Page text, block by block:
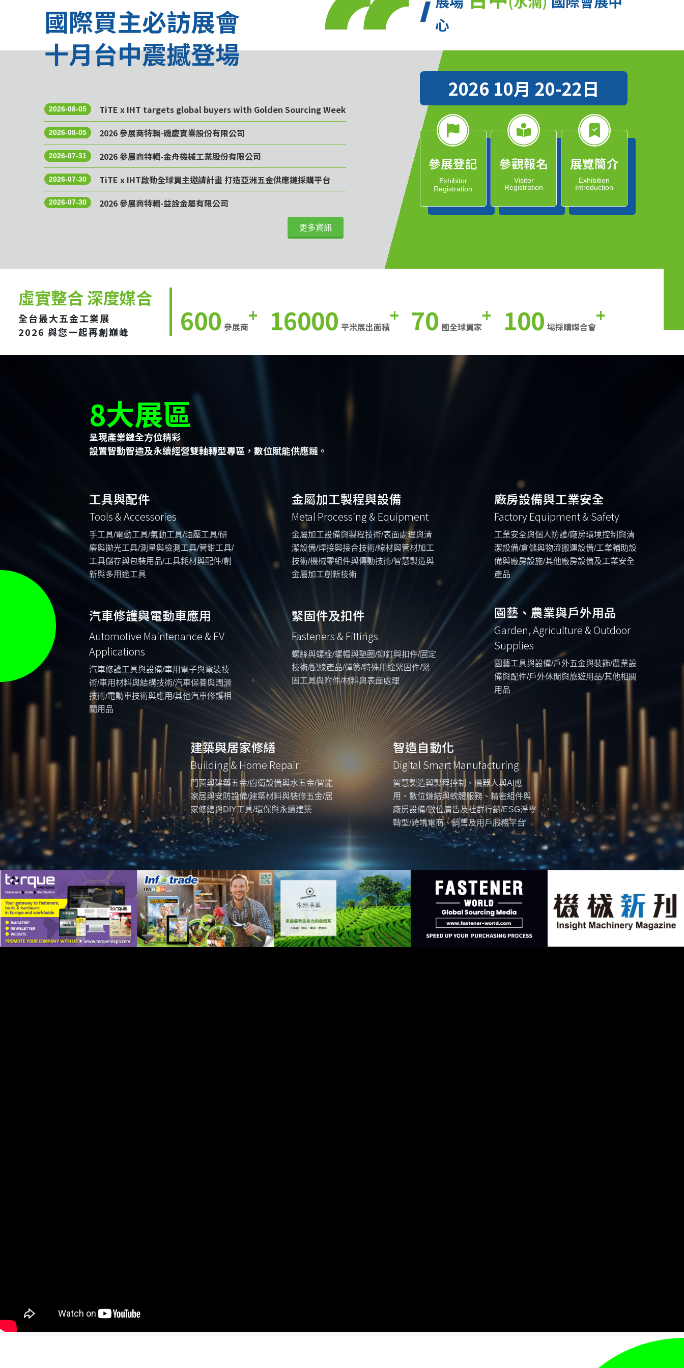
國際買主必訪展會
十月台中震撼登場
2026-08-05 TiTE x IHT targets global buyers with Golden Sourcing Week
2026-08-05 2026 參展商特輯-磯慶實業股份有限公司
2026-07-31 2026 參展商特輯-金舟機械工業股份有限公司
2026-07-30 TiTE x IHT啟動全球買主邀請計畫 打造亞洲五金供應鏈採購平台
2026-07-30 2026 參展商特輯-益詮金屬有限公司
更多資訊
心
2026 10月 20-22日
參展登記
Exhibitor
Registration
參觀報名
Visitor
Registration
展覽簡介
Exhibition
Introduction
虛實整合 深度媒合
全台最大五金工業展
2026 與您一起再創巔峰
600 參展商+ 16000 平米展出面積+ 70 國全球買家+ 100 場採購媒合會+
8大展區
呈現產業鏈全方位精彩
設置智動智造及永續經營雙軸轉型專區，數位賦能供應鏈。
工具與配件
Tools & Accessories
手工具/電動工具/氣動工具/油壓工具/研
磨與拋光工具/測量與檢測工具/管鉗工具/
工具儲存與包裝用品/工具耗材與配件/創
新與多用途工具
金屬加工製程與設備
Metal Processing & Equipment
金屬加工設備與製程技術/表面處理與清
潔設備/焊接與接合技術/線材與管材加工
技術/機械零組件與傳動技術/智慧製造與
金屬加工創新技術
廠房設備與工業安全
Factory Equipment & Safety
工業安全與個人防護/廠房環境控制與清
潔設備/倉儲與物流搬運設備/工業輔助設
備與廠房設施/其他廠房設備及工業安全
產品
汽車修護與電動車應用
Automotive Maintenance & EV
Applications
汽車修護工具與設備/車用電子與電裝技
術/車用材料與結構技術/汽車保養與潤滑
技術/電動車技術與應用/其他汽車修護相
關用品
緊固件及扣件
Fasteners & Fittings
螺絲與螺栓/螺帽與墊圈/鉚釘與扣件/固定
技術/配線產品/彈簧/特殊用途緊固件/緊
固工具與附件/材料與表面處理
園藝、農業與戶外用品
Garden, Agriculture & Outdoor
Supplies
園藝工具與設備/戶外五金與裝飾/農業設
備與配件/戶外休閒與旅遊用品/其他相關
用品
建築與居家修繕
Building & Home Repair
門窗與建築五金/廚衛設備與水五金/智能
家居與安防設備/建築材料與裝修五金/居
家修繕與DIY工具/環保與永續建築
智造自動化
Digital Smart Manufacturing
智慧製造與製程控制、機器人與AI應
用、數位鏈結與軟體服務、精密組件與
廠房設備/數位廣告及社群行銷/ESG淨零
轉型/跨境電商、銷售及用戶服務平台